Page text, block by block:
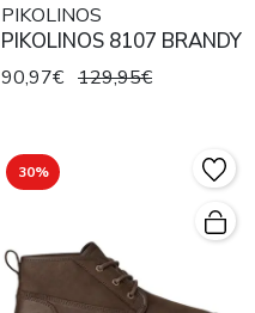
PIKOLINOS
PIKOLINOS 8107 BRANDY
90,97€ 129,95€
30%